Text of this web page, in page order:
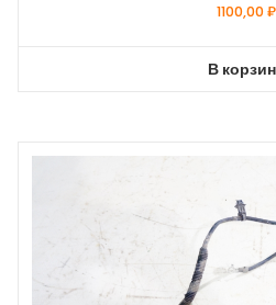
1100,00₽
В